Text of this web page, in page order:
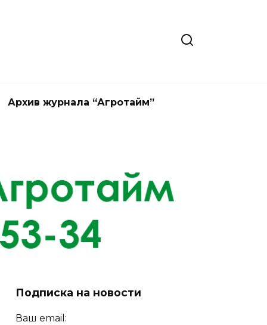
Архив журнала “Агротайм”
Подписка на новости
Ваш email: